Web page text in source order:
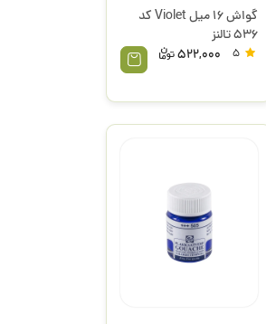
گواش 16 میل Violet کد
536 تالنز
5
522,000